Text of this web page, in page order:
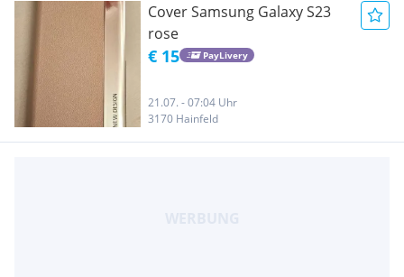
Cover Samsung Galaxy S23
rose
€ 15 PayLivery
21.07. - 07:04 Uhr
3170 Hainfeld